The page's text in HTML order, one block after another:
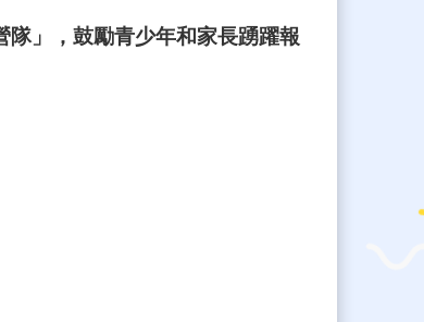
」，鼓勵青少年和家長踴躍報